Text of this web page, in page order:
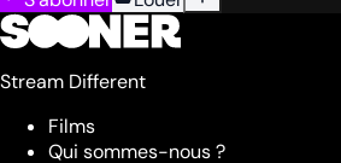
Stream Different
Films
Qui sommes-nous ?